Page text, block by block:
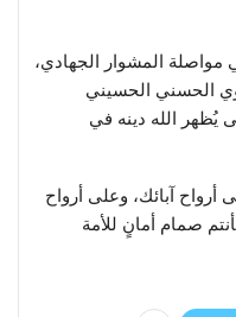
المشوار الجهادي،
الحسني الحسيني
يُظهر الله دينه في
آبائك، وعلى أرواح
صمام أمانٍ للأمة